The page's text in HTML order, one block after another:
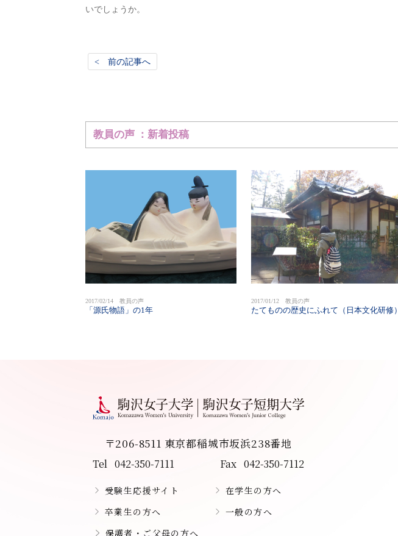
いでしょうか。
< 前の記事へ
教員の声 ：新着投稿
2017/02/14 教員の声
「源氏物語」の1年
2017/01/12 教員の声
たてものの歴史にふれて（日本文化研修）
〒206-8511 東京都稲城市坂浜238番地
Tel 042-350-7111 Fax 042-350-7112
受験生応援サイト
在学生の方へ
卒業生の方へ
一般の方へ
保護者・ご父母の方へ